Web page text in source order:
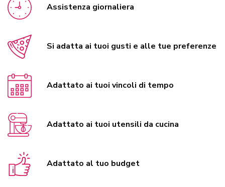
Assistenza giornaliera
Si adatta ai tuoi gusti e alle tue preferenze
Adattato ai tuoi vincoli di tempo
Adattato ai tuoi utensili da cucina
Adattato al tuo budget